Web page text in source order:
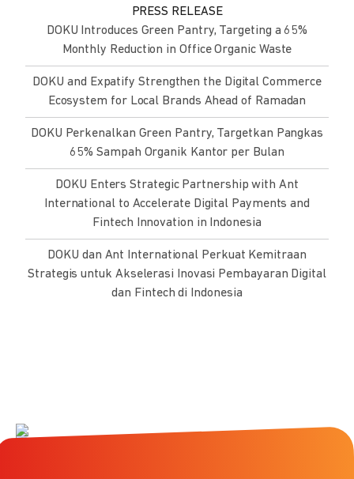
PRESS RELEASE
DOKU Introduces Green Pantry, Targeting a 65%
Monthly Reduction in Office Organic Waste
DOKU and Expatify Strengthen the Digital Commerce
Ecosystem for Local Brands Ahead of Ramadan
DOKU Perkenalkan Green Pantry, Targetkan Pangkas
65% Sampah Organik Kantor per Bulan
DOKU Enters Strategic Partnership with Ant
International to Accelerate Digital Payments and
Fintech Innovation in Indonesia
DOKU dan Ant International Perkuat Kemitraan
Strategis untuk Akselerasi Inovasi Pembayaran Digital
dan Fintech di Indonesia